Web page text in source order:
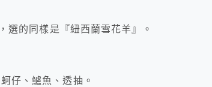
選的同樣是『紐西蘭雪花羊』。
仔、鱸魚、透抽。